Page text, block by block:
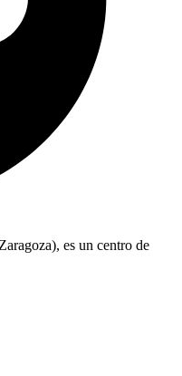
es un centro de